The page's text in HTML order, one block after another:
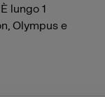
lungo 1
Olympus e